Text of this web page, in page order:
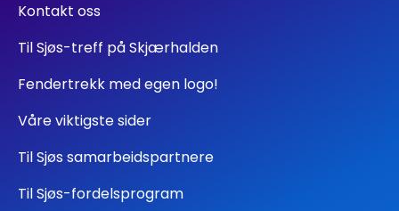
Kontakt oss
Til Sjøs-treff på Skjærhalden
Fendertrekk med egen logo!
Våre viktigste sider
Til Sjøs samarbeidspartnere
Til Sjøs-fordelsprogram